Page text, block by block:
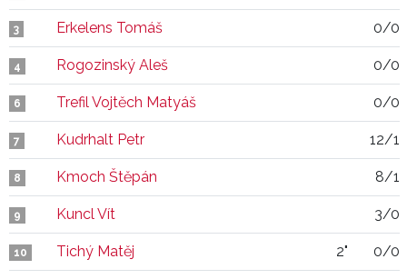
3 Erkelens Tomáš 0/0
4 Rogozinský Aleš 0/0
6 Trefil Vojtěch Matyáš 0/0
7 Kudrhalt Petr 12/1
8 Kmoch Štěpán 8/1
9 Kuncl Vít 3/0
10 Tichý Matěj 2" 0/0